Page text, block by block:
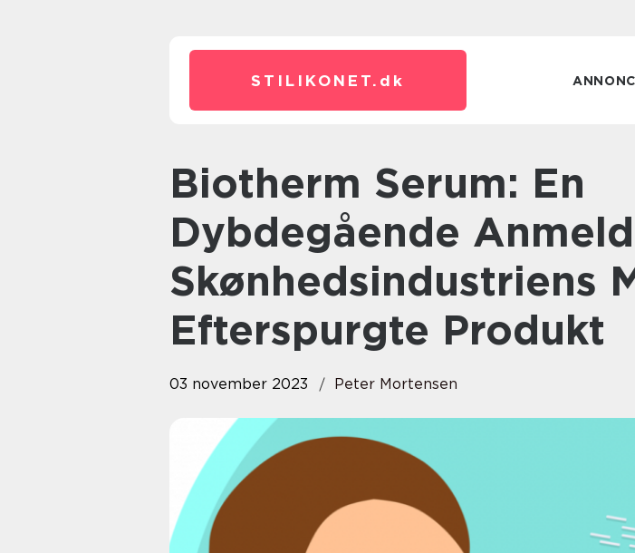
STILIKONET. dk
Biotherm Serum: En
Dybdegående
Skønhedsindustriens
Efterspurgte Produkt
03 november 2023 Peter Mortensen